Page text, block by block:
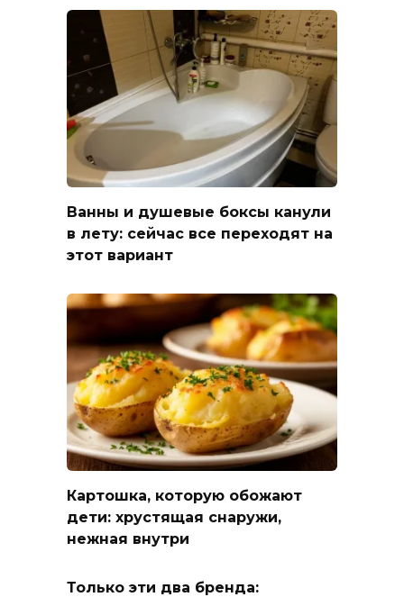
Ванны и душевые боксы канули
в лету: сейчас все переходят на
этот вариант
Картошка, которую обожают
дети: хрустящая снаружи,
нежная внутри
Только эти два бренда: